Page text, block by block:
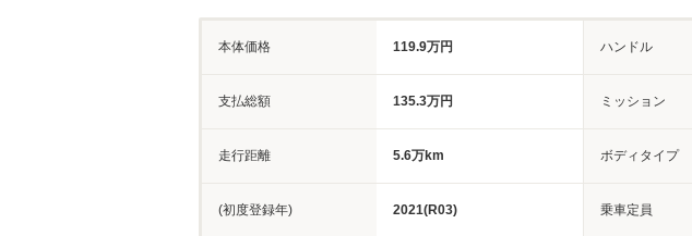
本体価格 119.9万円 ハンドル
支払総額 135.3万円 ミッション
走行距離 5.6万km ボディタイプ
(初度登録年) 2021(R03) 乗車定員